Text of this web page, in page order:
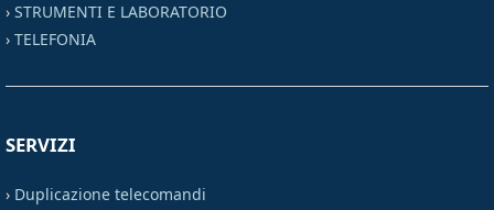
› STRUMENTI E LABORATORIO
› TELEFONIA
SERVIZI
› Duplicazione telecomandi